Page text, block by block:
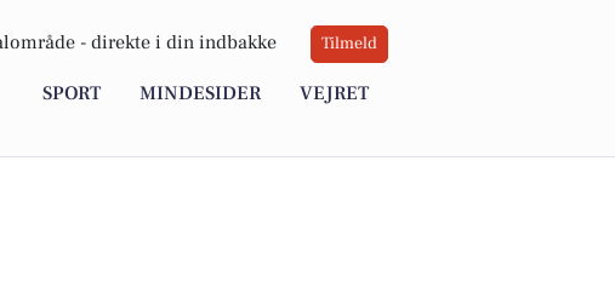
- direkte i din indbakke Tilmeld
SPORT MINDESIDER VEJRET